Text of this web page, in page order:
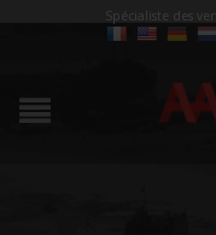
Spécialiste des